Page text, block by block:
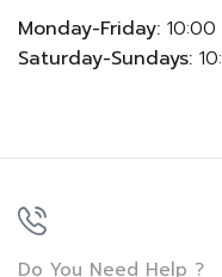
Monday-Friday:
Saturday-Sundays:
Do You Need Help ?